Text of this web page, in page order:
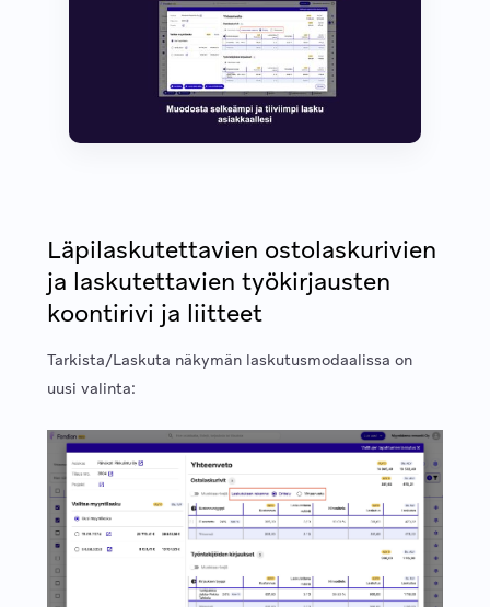
Läpilaskutettavien ostolaskurivien
ja laskutettavien työkirjausten
koontirivi ja liitteet
Tarkista/Laskuta näkymän laskutusmodaalissa on
uusi valinta: